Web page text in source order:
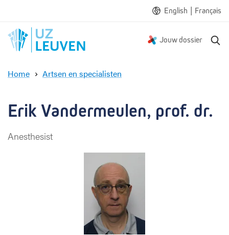
English | Français
Jouw dossier
Home Artsen en specialisten
k
e
r
m
e
u
l
Erik Vandermeulen, prof. dr.
Anesthesist